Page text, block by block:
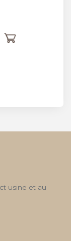
/m²
usine et au